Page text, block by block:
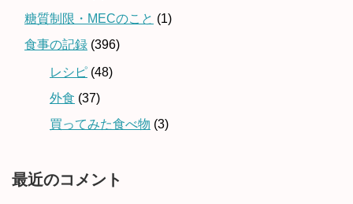
糖質制限・MECのこと (1)
食事の記録 (396)
レシピ (48)
外食 (37)
買ってみた食べ物 (3)
最近のコメント